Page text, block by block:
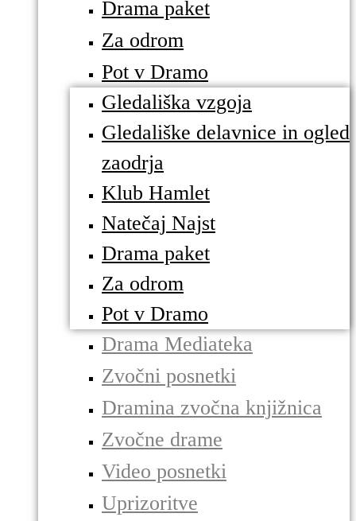
Drama paket
Za odrom
Pot v Dramo
Gledališka vzgoja
Gledališke delavnice in ogled
zaodrja
Klub Hamlet
Natečaj Najst
Drama paket
Za odrom
Pot v Dramo
Drama Mediateka
Zvočni posnetki
Dramina zvočna knjižnica
Zvočne drame
Video posnetki
Uprizoritve